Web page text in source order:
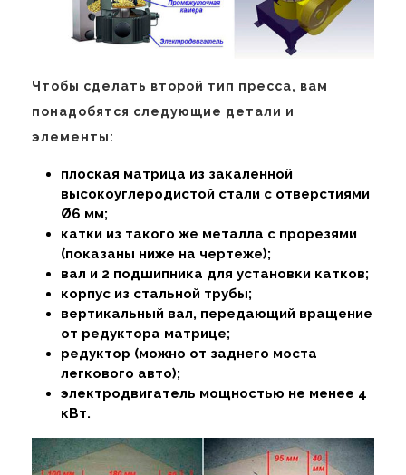
Чтобы сделать второй тип пресса, вам
понадобятся следующие детали и
элементы:
плоская матрица из закаленной
высокоуглеродистой стали с отверстиями
Ø6 мм;
катки из такого же металла с прорезями
(показаны ниже на чертеже);
вал и 2 подшипника для установки катков;
корпус из стальной трубы;
вертикальный вал, передающий вращение
от редуктора матрице;
редуктор (можно от заднего моста
легкового авто);
электродвигатель мощностью не менее 4
кВт.